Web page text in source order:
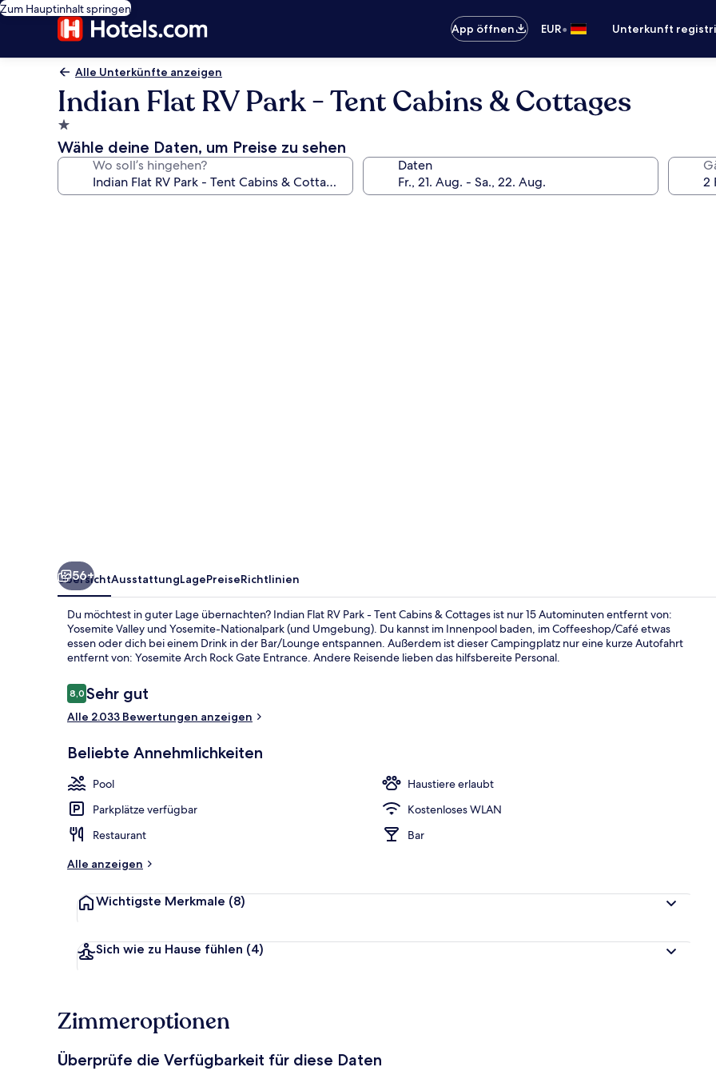
Zum Hauptinhalt springen
App öffnen
EUR• Unterkunft
Alle Unterkünfte anzeigen
Indian Flat RV Park - Tent Cabins & Cottages
1.0-
Stern-
Unterkunft
Wähle deine Daten, um Preise zu sehen
Wo soll’s hingehen? Daten
56+
ÜbersichtAusstattungLagePreiseRichtlinien
Du möchtest in guter Lage übernachten? Indian Flat RV Park - Tent Cabins & Cottages ist nur 15 Autominuten entfernt von:
Yosemite Valley und Yosemite-Nationalpark (und Umgebung). Du kannst im Innenpool baden, im Coffeeshop/Café etwas
essen oder dich bei einem Drink in der Bar/Lounge entspannen. Außerdem ist dieser Campingplatz nur eine kurze Autofahrt
entfernt von: Yosemite Arch Rock Gate Entrance. Andere Reisende lieben das hilfsbereite Personal.
Bewertungen
8,08,0 von 10.
Sehr gut
Alle 2.033 Bewertungen anzeigen
Beliebte Annehmlichkeiten
Pool
Haustiere erlaubt
Parkplätze verfügbar
Kostenloses WLAN
Restaurant
Bar
Alle anzeigen
Wichtigste Merkmale (8)
Sich wie zu Hause fühlen (4)
Zimmeroptionen
Überprüfe die Verfügbarkeit für diese Daten